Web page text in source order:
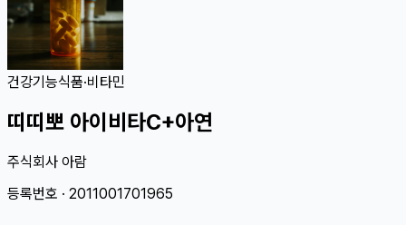
건강기능식품·비타민
띠띠뽀 아이비타C+아연
주식회사 아람
등록번호 · 2011001701965